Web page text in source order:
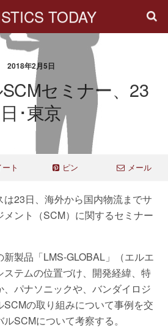
TODAY
2018年2月5日
セミナー、23
日･東京
ト ピン メール
23日、海外から国内物流までサ
ント（SCM）に関するセミナー
製品「LMS-GLOBAL」（エルエ
ステムの位置づけ、開発経緯、特
パナソニックや、バンダイロジ
の取り組みについて事例を交
SCMについて考察する。